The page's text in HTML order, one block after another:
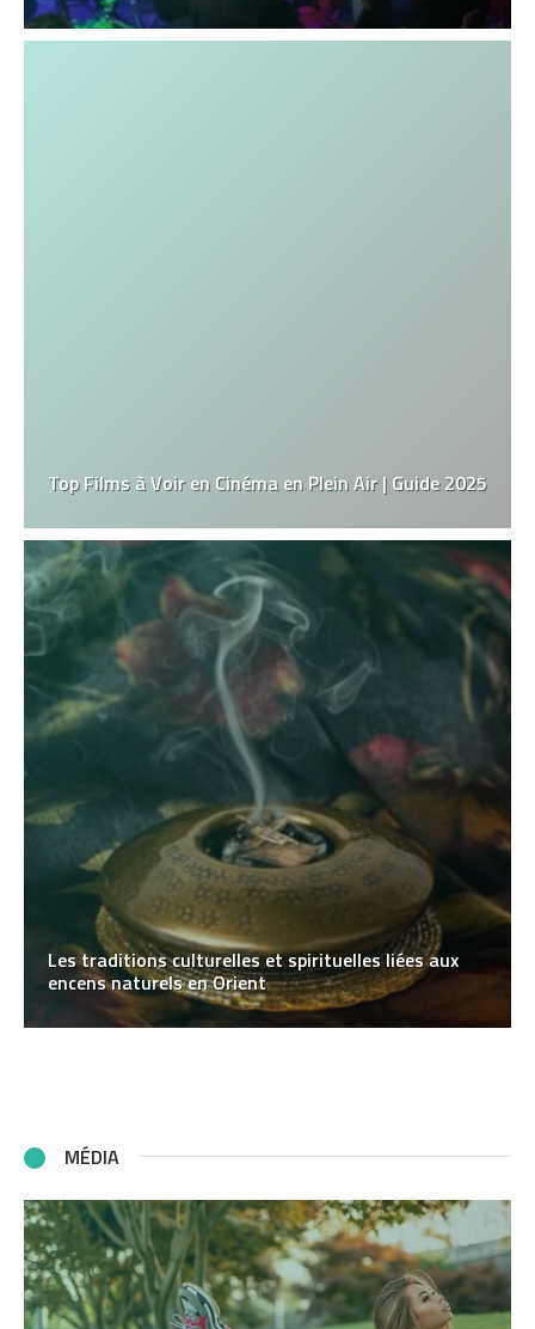
Top Films à Voir en Cinéma en Plein Air | Guide 2025
Les traditions culturelles et spirituelles liées aux
encens naturels en Orient
MÉDIA